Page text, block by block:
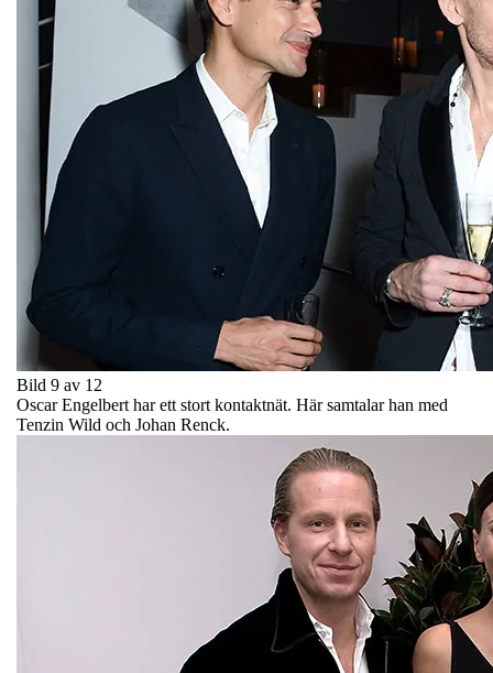
Bild 9 av 12
Oscar Engelbert har ett stort kontaktnät. Här samtalar han med
Tenzin Wild och Johan Renck.